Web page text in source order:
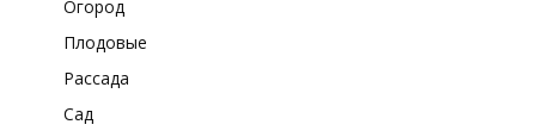
Огород
Плодовые
Рассада
Сад